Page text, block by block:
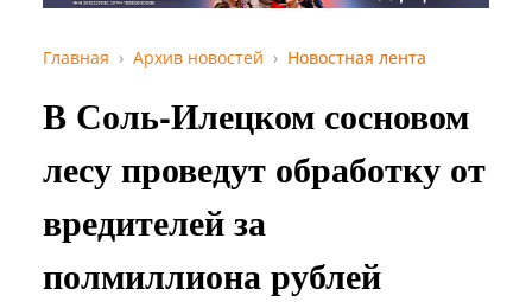
Главная Архив новостей Новостная лента
В Соль-Илецком сосновом
лесу проведут обработку от
вредителей за
полмиллиона рублей